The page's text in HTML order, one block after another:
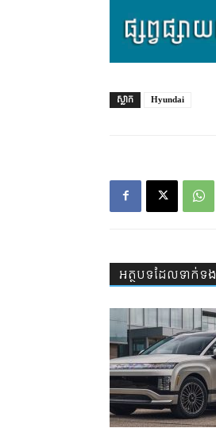
ស្លាក Hyundai
អត្ថបទ​ដែល​ទាក់ទង